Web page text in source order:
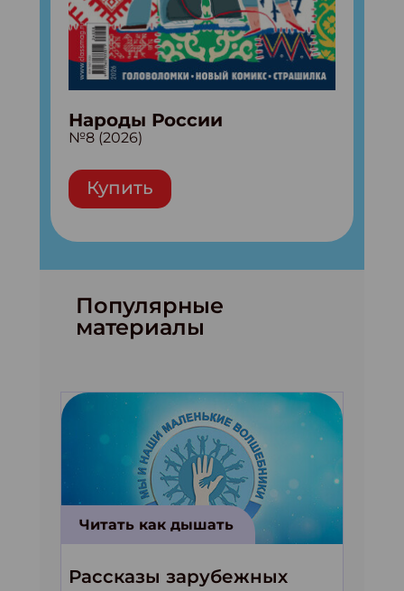
Народы России
№8 (2026)
Купить
Популярные
материалы
Читать как дышать
Рассказы зарубежных